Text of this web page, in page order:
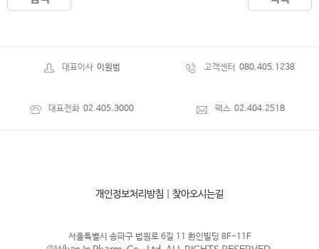
대표이사 이원범 고객센터 080.405.1238
대표전화 02.405.3000 팩스 02.404.2518
개인정보처리방침 찾아오시는길
서울특별시 송파구 법원로 6길 11 환인빌딩 8F-11F